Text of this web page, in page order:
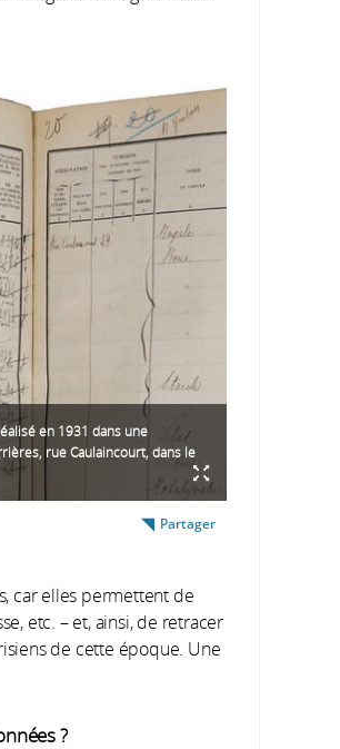
en 1931 dans une
rue Caulaincourt, dans le
Partager
car elles permettent de
etc. – et, ainsi, de retracer
de cette époque. Une
?